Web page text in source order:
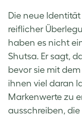
Die neue
reiflicher
haben es nicht
Shutsa. Er sagt,
bevor sie mit
ihnen viel daran
Markenwerte zu
ausschreiben,